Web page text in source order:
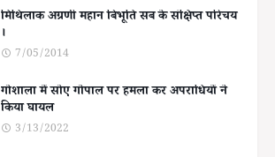
मिथिलाक अग्रणी महान बिभूति सब के संक्षिप्त परिचय
।
7/05/2014
गोशाला में सोए गोपाल पर हमला कर अपराधियों ने
किया घायल
3/13/2022